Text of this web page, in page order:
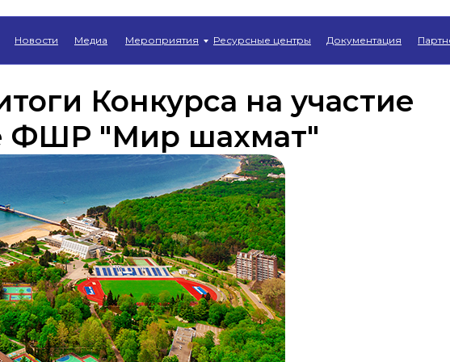
Документация
Ресурсные центры
Новости Мероприятия
Медиа
Конкурса на участие
ФШР "Мир шахмат"